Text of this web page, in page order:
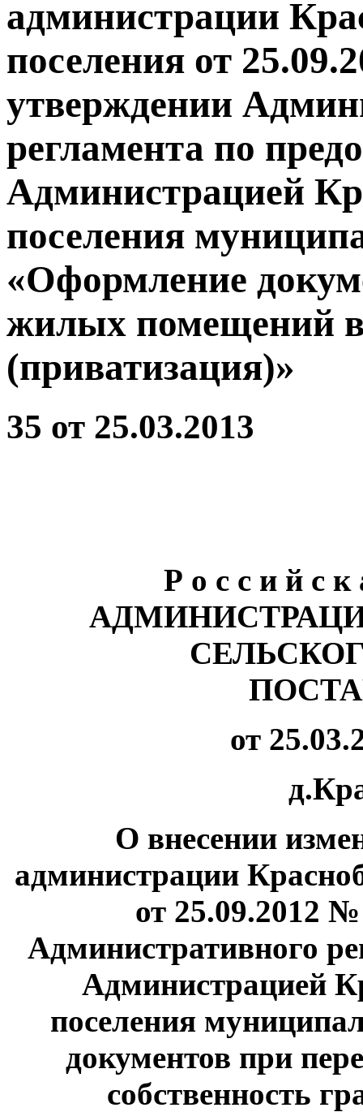
администрации
поселения от
утверждении
регламента по
Администрацией
поселения
«Оформление
жилых помещений в
(приватизация)»
35 от 25.03.2013
Р о с с и й с
от
О внесении
администрации
от 25.09.2012
Административного
Администрацией
поселения
документов при
собственность